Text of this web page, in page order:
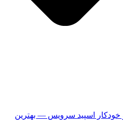
اسپید سرویس — بهترین